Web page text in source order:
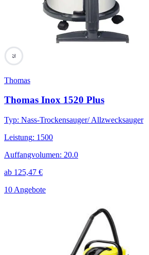
75
Thomas
Thomas Inox 1520 Plus
Typ: Nass-Trockensauger/ Allzwecksauger
Leistung: 1500
Auffangvolumen: 20.0
ab 125,47 €
10 Angebote